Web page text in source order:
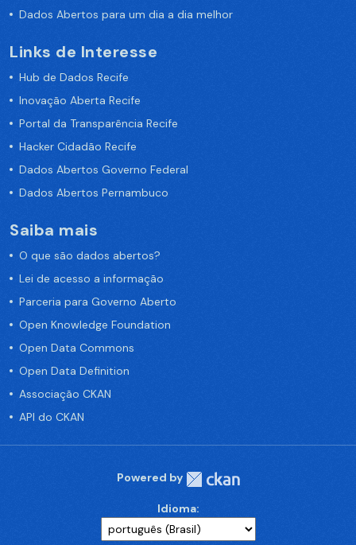
Dados Abertos para um dia a dia melhor
Links de Interesse
Hub de Dados Recife
Inovação Aberta Recife
Portal da Transparência Recife
Hacker Cidadão Recife
Dados Abertos Governo Federal
Dados Abertos Pernambuco
Saiba mais
O que são dados abertos?
Lei de acesso a informação
Parceria para Governo Aberto
Open Knowledge Foundation
Open Data Commons
Open Data Definition
Associação CKAN
API do CKAN
Powered by
Idioma